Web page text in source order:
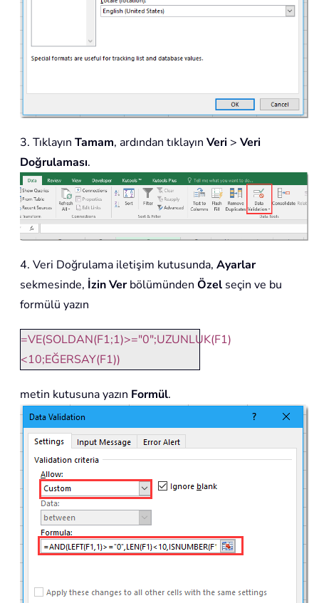
3. Tıklayın Tamam, ardından tıklayın Veri > Veri
Doğrulaması.
4. Veri Doğrulama iletişim kutusunda, Ayarlar
sekmesinde, İzin Verbölümünden Özel seçin ve bu
formülü yazın
=VE(SOLDAN(F1;1)>="0";UZUNLUK(F1)
<10;EĞERSAY(F1))
metin kutusuna yazın Formül.